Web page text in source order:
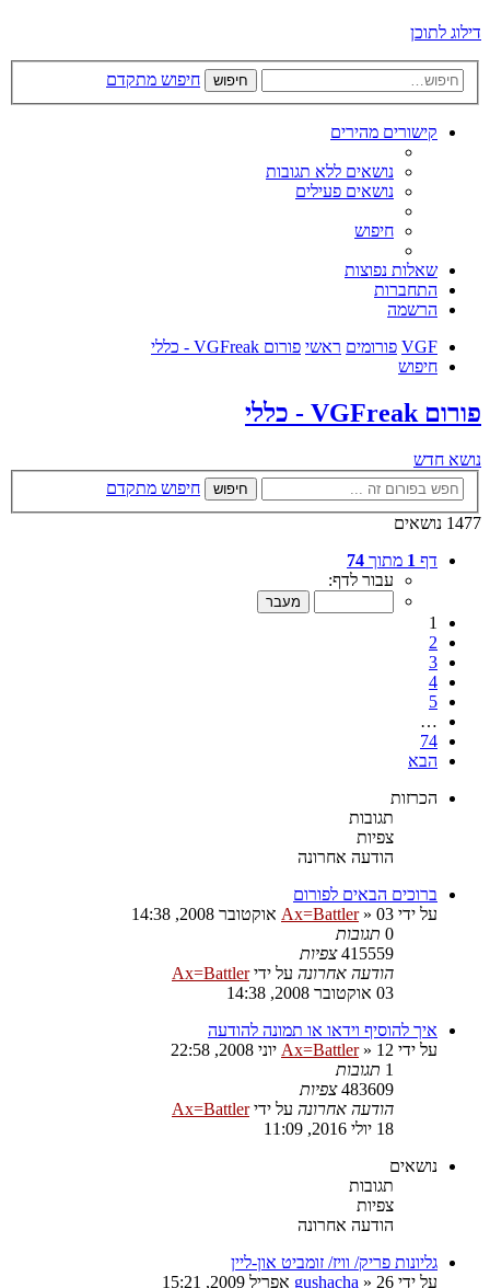
דילוג לתוכן
חיפוש חיפוש מתקדם
קישורים מהירים
נושאים ללא תגובות
נושאים פעילים
חיפוש
שאלות נפוצות
התחברות
הרשמה
VGF פורומים ראשי פורום VGFreak - כללי
חיפוש
פורום VGFreak - כללי
נושא חדש
חיפוש
חיפוש מתקדם
1477 נושאים
דף 1 מתוך 74
עבור לדף:
1
2
3
4
5
…
74
הבא
הכרזות
תגובות
צפיות
הודעה אחרונה
ברוכים הבאים לפורום
על ידי
Ax=Battler» 03 אוקטובר 2008, 14:38
0 תגובות
415559 צפיות
הודעה אחרונה על ידיAx=Battler
03 אוקטובר 2008, 14:38
איך להוסיף וידאו או תמונה להודעה
על ידי
Ax=Battler» 12 יוני 2008, 22:58
1 תגובות
483609 צפיות
הודעה אחרונה על ידיAx=Battler
18 יולי 2016, 11:09
נושאים
תגובות
צפיות
הודעה אחרונה
גליונות פריק/ וויז/ זומביט און-ליין
על ידי
gushacha » 26 אפריל 2009, 15:21